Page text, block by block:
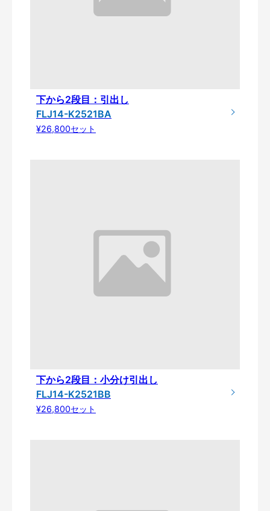
下から2段目：引出し
FLJ14-K2521BA
¥26,800セット
下から2段目：小分け引出し
FLJ14-K2521BB
¥26,800セット